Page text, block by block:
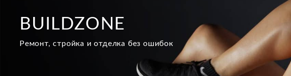
содержимому
BUILDZONE
Ремонт, стройка и отделка без ошибок